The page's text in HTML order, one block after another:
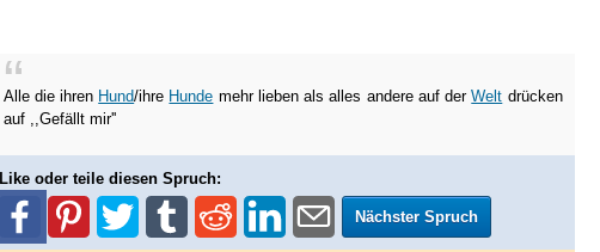
Alle die ihren Hund/ihre Hunde mehr lieben als alles andere auf derWelt drücken
auf ,,Gefällt mir''
Like oder teile diesen Spruch:
Nächster Spruch